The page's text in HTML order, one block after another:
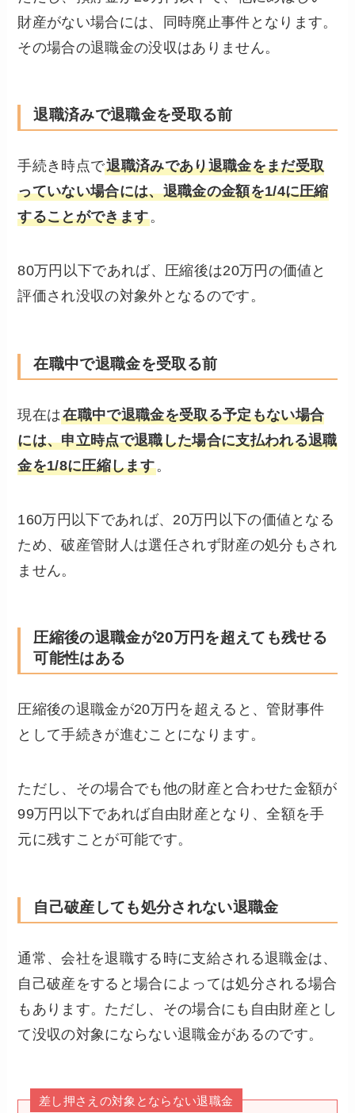
財産がない場合には、同時廃止事件となります。
その場合の退職金の没収はありません。
退職済みで退職金を受取る前
手続き時点で退職済みであり退職金をまだ受取
っていない場合には、退職金の金額を1/4に圧縮
することができます。
80万円以下であれば、圧縮後は20万円の価値と
評価され没収の対象外となるのです。
在職中で退職金を受取る前
現在は在職中で退職金を受取る予定もない場合
には、申立時点で退職した場合に支払われる退職
金を1/8に圧縮します。
160万円以下であれば、20万円以下の価値となる
ため、破産管財人は選任されず財産の処分もされ
ません。
圧縮後の退職金が20万円を超えても残せる
可能性はある
圧縮後の退職金が20万円を超えると、管財事件
として手続きが進むことになります。
ただし、その場合でも他の財産と合わせた金額が
99万円以下であれば自由財産となり、全額を手
元に残すことが可能です。
自己破産しても処分されない退職金
通常、会社を退職する時に支給される退職金は、
自己破産をすると場合によっては処分される場合
もあります。ただし、その場合にも自由財産とし
て没収の対象にならない退職金があるのです。
差し押さえの対象とならない退職金